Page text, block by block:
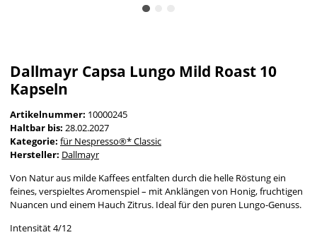
Dallmayr Capsa Lungo Mild Roast 10
Kapseln
Artikelnummer: 10000245
Haltbar bis: 28.02.2027
Kategorie: für Nespresso®* Classic
Hersteller: Dallmayr
Von Natur aus milde Kaffees entfalten durch die helle Röstung ein
feines, verspieltes Aromenspiel – mit Anklängen von Honig, fruchtigen
Nuancen und einem Hauch Zitrus. Ideal für den puren Lungo-Genuss.
Intensität 4/12